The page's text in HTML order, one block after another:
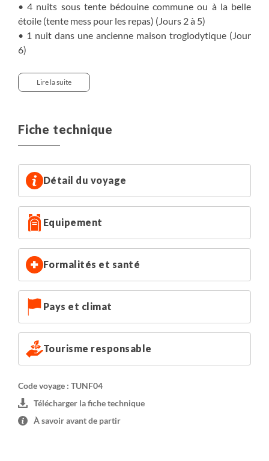
• 4 nuits sous tente bédouine commune ou à la belle
étoile (tente mess pour les repas) (Jours 2 à 5)
• 1 nuit dans une ancienne maison troglodytique (Jour
6)
NB : l’hébergement chez l’habitant peut être modifié en
fonction de leur disponibilité d’accueil.
La possibilité d'un hébergement individuel n'est
réalisable que lors des nuits des jours 1 et 7 en hôtel, et
Supplément chambre individuelle (nuits des jours 1 et 7)
: à partir de 70,00€ par personne
Supplément chambre et tente individuelle (nuits des
jours 1,2,3,4 et 7) : à partir de 110,00€ par personne
Lire la suite
Fiche technique
Détail du voyage
Equipement
Formalités et santé
Pays et climat
Tourisme responsable
Code voyage : TUNF04
Télécharger la fiche technique
À savoir avant de partir